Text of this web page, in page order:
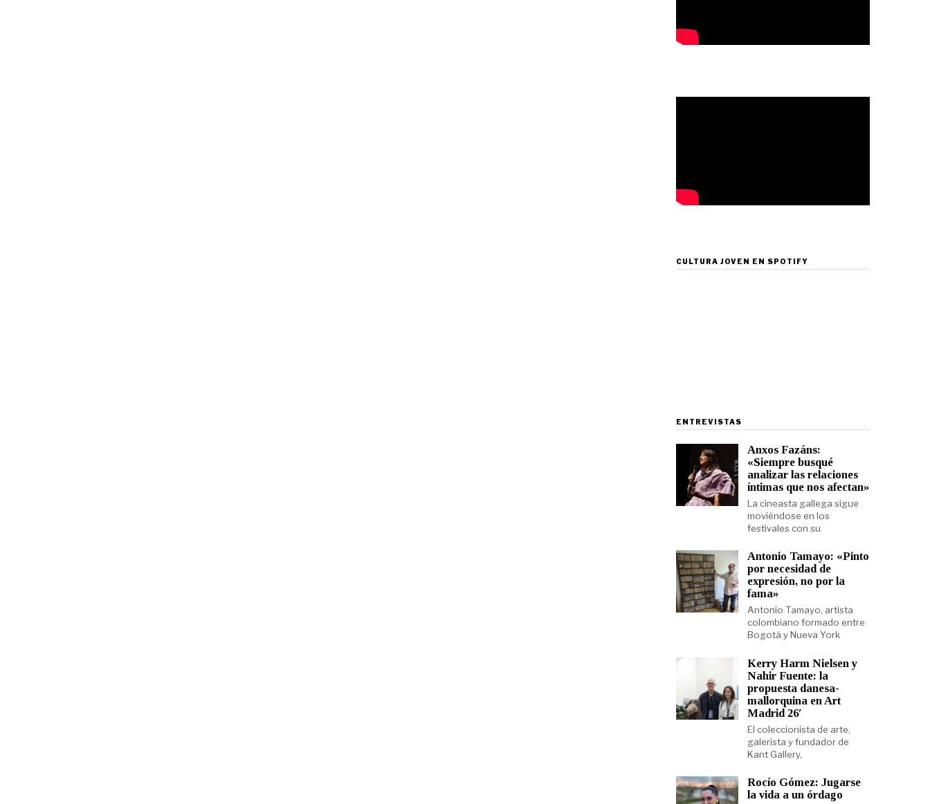
CULTURA JOVEN EN SPOTIFY
ENTREVISTAS
Anxos Fazáns:
«Siempre busqué
analizar las relaciones
íntimas que nos afectan»
La cineasta gallega sigue
moviéndose en los
festivales con su
Antonio Tamayo: «Pinto
por necesidad de
expresión, no por la
fama»
Antonio Tamayo, artista
colombiano formado entre
Bogotá y Nueva York
Kerry Harm Nielsen y
Nahir Fuente: la
propuesta danesa-
mallorquina en Art
Madrid 26′
El coleccionista de arte,
galerista y fundador de
Kant Gallery,
Rocío Gómez: Jugarse
la vida a un órdago